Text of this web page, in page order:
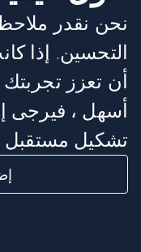
نحن نقدر
التحسين. إذا
أن تعزز
أسهل ، فيرجى
تشكيل مستقبل